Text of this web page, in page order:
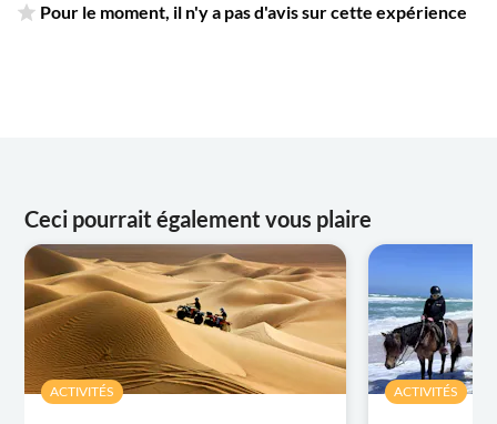
Pour le moment, il n'y a pas d'avis sur cette expérience
Ceci pourrait également vous plaire
ACTIVITÉS ACTIVITÉS